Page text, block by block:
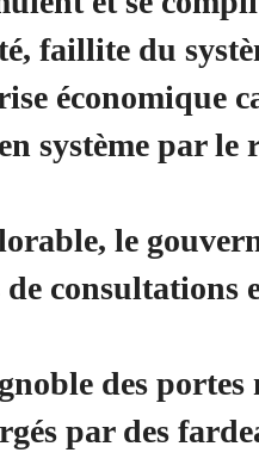
faillite du
économique
système par le
le
consultations
des portes
par des